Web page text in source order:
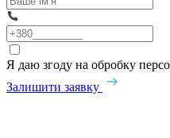
Я даю згоду на обробку
Залишити заявку